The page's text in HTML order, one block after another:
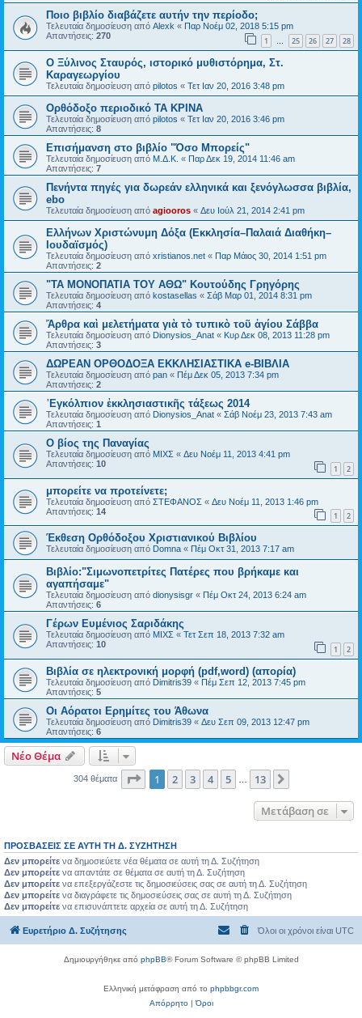
Ποιο βιβλίο διαβάζετε αυτήν την περίοδο;
Τελευταία δημοσίευση από Alexk « Παρ Νοέμ 02, 2018 5:15 pm
Απαντήσεις: 270 1 … 25 26 27 28
Ο Ξύλινος Σταυρός, ιστορικό μυθιστόρημα, Στ.
Καραγεωργίου
Τελευταία δημοσίευση από pilotos « Τετ Ιαν 20, 2016 3:48 pm
Ορθόδοξο περιοδικό ΤΑ ΚΡΙΝΑ
Τελευταία δημοσίευση από pilotos « Τετ Ιαν 20, 2016 3:46 pm
Απαντήσεις: 8
Επισήμανση στο βιβλίο "Όσο Μπορείς"
Τελευταία δημοσίευση από Μ.Δ.Κ. « Παρ Δεκ 19, 2014 11:46 am
Απαντήσεις: 7
Πενήντα πηγές για δωρεάν ελληνικά και ξενόγλωσσα βιβλία,
ebo
Τελευταία δημοσίευση από agiooros « Δευ Ιούλ 21, 2014 2:41 pm
Ελλήνων Χριστώνυμη Δόξα (Εκκλησία–Παλαιά Διαθήκη–
Ιουδαϊσμός)
Τελευταία δημοσίευση από xristianos.net « Παρ Μάιος 30, 2014 1:51 pm
Απαντήσεις: 2
"ΤΑ ΜΟΝΟΠΑΤΙΑ ΤΟΥ ΑΘΩ" Κουτούδης Γρηγόρης
Τελευταία δημοσίευση από kostasellas « Σάβ Μαρ 01, 2014 8:31 pm
Απαντήσεις: 4
Ἄρθρα καὶ μελετήματα γιὰ τὸ τυπικὸ τοῦ ἁγίου Σάββα
Τελευταία δημοσίευση από Dionysios_Anat « Κυρ Δεκ 08, 2013 11:28 pm
Απαντήσεις: 3
ΔΩΡΕΑΝ ΟΡΘΟΔΟΞΑ ΕΚΚΛΗΣΙΑΣΤΙΚΑ e-ΒΙΒΛΙΑ
Τελευταία δημοσίευση από pan « Πέμ Δεκ 05, 2013 7:34 pm
Απαντήσεις: 2
᾿Εγκόλπιον ἐκκλησιαστικῆς τάξεως 2014
Τελευταία δημοσίευση από Dionysios_Anat « Σάβ Νοέμ 23, 2013 7:43 am
Απαντήσεις: 1
Ο βίος της Παναγίας
Τελευταία δημοσίευση από ΜΙΧΣ « Δευ Νοέμ 11, 2013 4:41 pm
Απαντήσεις: 10 1 2
μπορείτε να προτείνετε;
Τελευταία δημοσίευση από ΣΤΕΦΑΝΟΣ « Δευ Νοέμ 11, 2013 1:46 pm
Απαντήσεις: 14 1 2
Έκθεση Ορθόδοξου Χριστιανικού Βιβλίου
Τελευταία δημοσίευση από Domna « Πέμ Οκτ 31, 2013 7:17 am
Βιβλίο:"Σιμωνοπετρίτες Πατέρες που βρήκαμε και
αγαπήσαμε"
Τελευταία δημοσίευση από dionysisgr « Πέμ Οκτ 24, 2013 6:24 am
Απαντήσεις: 6
Γέρων Ευμένιος Σαριδάκης
Τελευταία δημοσίευση από ΜΙΧΣ « Τετ Σεπ 18, 2013 7:32 am
Απαντήσεις: 10 1 2
Βιβλία σε ηλεκτρονική μορφή (pdf,word) (απορία)
Τελευταία δημοσίευση από Dimitris39 « Πέμ Σεπ 12, 2013 7:45 pm
Απαντήσεις: 5
Οι Αόρατοι Ερημίτες του Άθωνα
Τελευταία δημοσίευση από Dimitris39 « Δευ Σεπ 09, 2013 12:47 pm
Απαντήσεις: 6
Νέο Θέμα
304 θέματα Σελίδα από13
1 2 3 4 5 13
Μετάβαση σε
ΠΡΟΣΒΆΣΕΙΣ ΣΕ ΑΥΤΉ ΤΗ Δ. ΣΥΖΉΤΗΣΗ
Δεν μπορείτε να δημοσιεύετε νέα θέματα σε αυτή τη Δ. Συζήτηση
Δεν μπορείτε να απαντάτε σε θέματα σε αυτή τη Δ. Συζήτηση
Δεν μπορείτε να επεξεργάζεστε τις δημοσιεύσεις σας σε αυτή τη Δ. Συζήτηση
Δεν μπορείτε να διαγράφετε τις δημοσιεύσεις σας σε αυτή τη Δ. Συζήτηση
Δεν μπορείτε να επισυνάπτετε αρχεία σε αυτή τη Δ. Συζήτηση
Ευρετήριο Δ. Συζήτησης Όλοι οι χρόνοι είναι UTC
Δημιουργήθηκε από phpBB® Forum Software © phpBB Limited
Ελληνική μετάφραση από το phpbbgr.com
Απόρρητο|Όροι